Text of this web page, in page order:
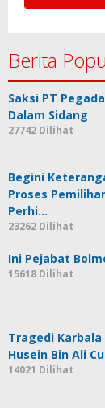
Berita
Saksi PT
Dalam Sidang
27742 Dilihat
Begini
Proses
Perhi…
23262 Dilihat
Ini Pejabat
15618 Dilihat
Tragedi
Husein Bin Ali
14021 Dilihat